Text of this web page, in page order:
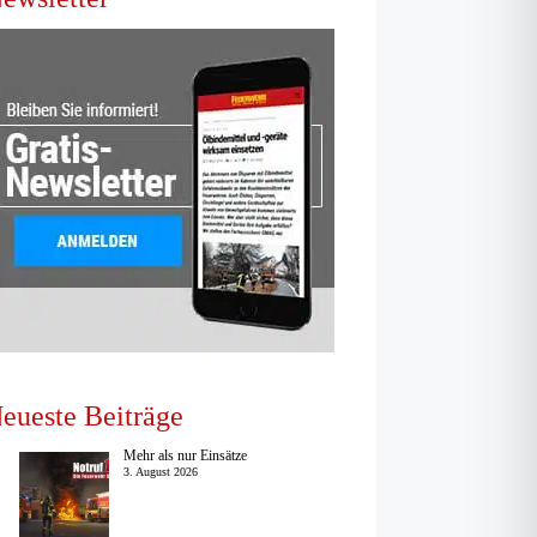
Beiträge
Mehr als nur Einsätze
3. August 2026